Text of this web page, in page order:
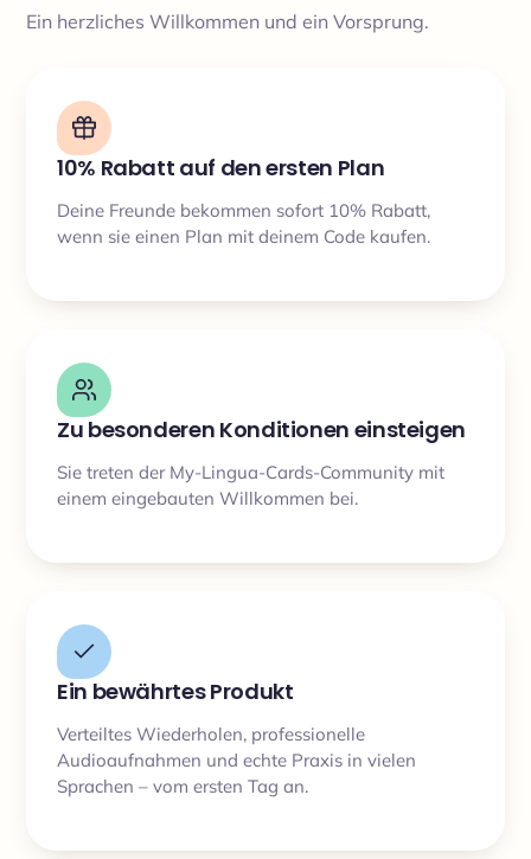
Ein herzliches Willkommen und ein Vorsprung.
10% Rabatt auf den ersten Plan
Deine Freunde bekommen sofort 10% Rabatt,
wenn sie einen Plan mit deinem Code kaufen.
Zu besonderen Konditionen einsteigen
Sie treten der My-Lingua-Cards-Community mit
einem eingebauten Willkommen bei.
Ein bewährtes Produkt
Verteiltes Wiederholen, professionelle
Audioaufnahmen und echte Praxis in vielen
Sprachen – vom ersten Tag an.